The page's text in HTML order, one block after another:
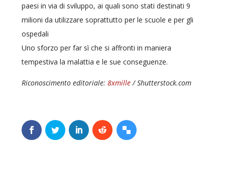
paesi in via di sviluppo, ai quali sono stati destinati 9
milioni da utilizzare soprattutto per le scuole e per gli
ospedali
Uno sforzo per far sì che si affronti in maniera
tempestiva la malattia e le sue conseguenze.
Riconoscimento editoriale: 8xmille/ Shutterstock.com